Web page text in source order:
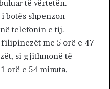
të vërtetën.
botës shpenzon
telefonin e tij.
me 5 orë e 47
si gjithmonë të
orë e 54 minuta.